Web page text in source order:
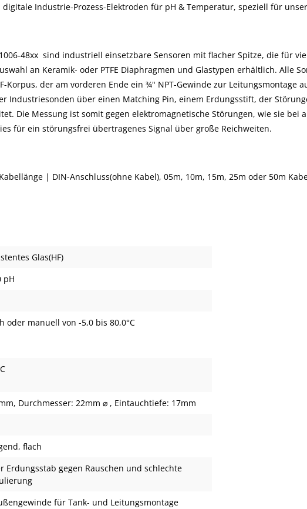
Industrie-Prozess-Elektroden für pH & Temperatur, speziell für
48xx sind industriell einsetzbare Sensoren mit flacher Spitze, die für
an Keramik- oder PTFE Diaphragmen und Glastypen erhältlich. Alle
Korpus, der am vorderen Ende ein ¾" NPT-Gewinde zur Leitungsmontage
Industriesonden über einen Matching Pin, einem Erdungsstift, der
Die Messung ist somit gegen elektromagnetische Störungen, wie sie
für ein störungsfrei übertragenes Signal über große Reichweiten.
| DIN-Anschluss(ohne Kabel), 05m, 10m, 15m, 25m oder 50m
Glas(HF)
pH
oder manuell von -5,0 bis 80,0°C
Durchmesser: 22mm ⌀ , Eintauchtiefe: 17mm
flach
Erdungsstab gegen Rauschen und schlechte
für Tank- und Leitungsmontage